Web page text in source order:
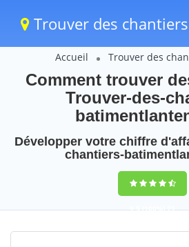
Trouver des chantiers
Accueil Trouver des
Comment trouver
Trouver-des-
Développer votre chiffre
chantiers-
9,5(100%)71
votes